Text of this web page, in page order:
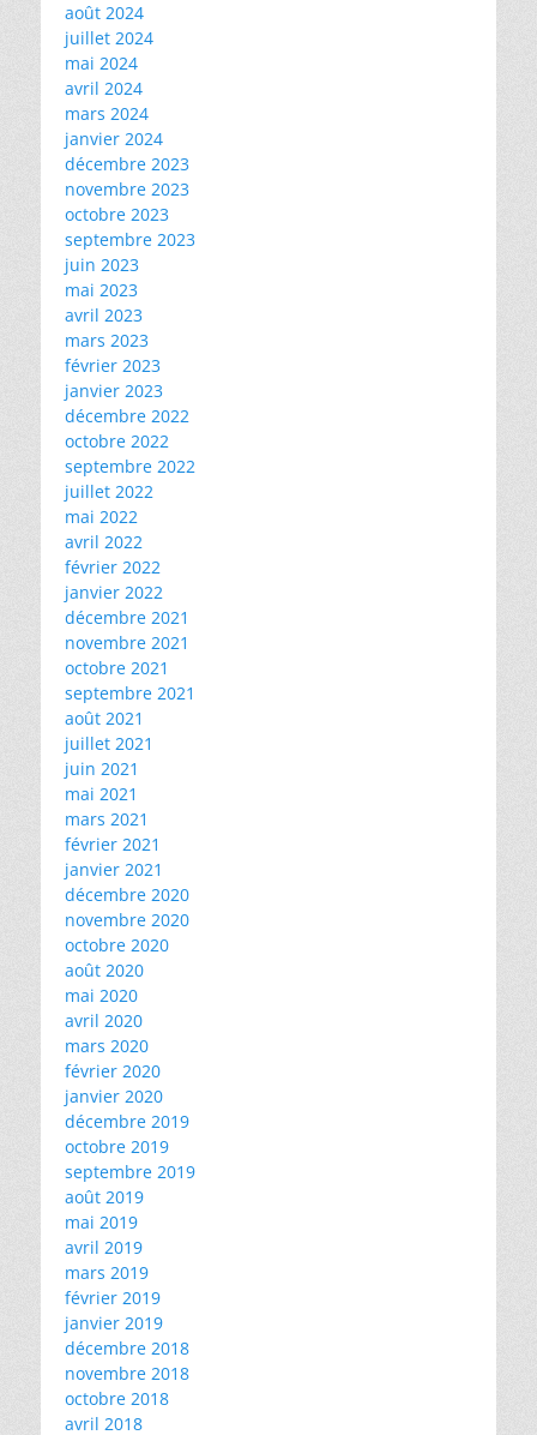
août 2024
juillet 2024
mai 2024
avril 2024
mars 2024
janvier 2024
décembre 2023
novembre 2023
octobre 2023
septembre 2023
juin 2023
mai 2023
avril 2023
mars 2023
février 2023
janvier 2023
décembre 2022
octobre 2022
septembre 2022
juillet 2022
mai 2022
avril 2022
février 2022
janvier 2022
décembre 2021
novembre 2021
octobre 2021
septembre 2021
août 2021
juillet 2021
juin 2021
mai 2021
mars 2021
février 2021
janvier 2021
décembre 2020
novembre 2020
octobre 2020
août 2020
mai 2020
avril 2020
mars 2020
février 2020
janvier 2020
décembre 2019
octobre 2019
septembre 2019
août 2019
mai 2019
avril 2019
mars 2019
février 2019
janvier 2019
décembre 2018
novembre 2018
octobre 2018
avril 2018